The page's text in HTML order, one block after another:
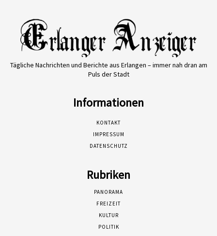
Tägliche Nachrichten und Berichte aus Erlangen – immer nah dran am
Puls der Stadt
Informationen
KONTAKT
IMPRESSUM
DATENSCHUTZ
Rubriken
PANORAMA
FREIZEIT
KULTUR
POLITIK